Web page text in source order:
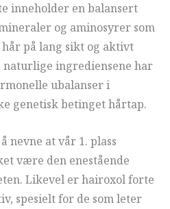
inneholder en balansert
og aminosyrer som
på lang sikt og aktivt
ingrediensene har
ubalanser i
genetisk betinget hårtap.
at vår 1. plass
være den enestående
Likevel er hairoxol forte
spesielt for de som leter